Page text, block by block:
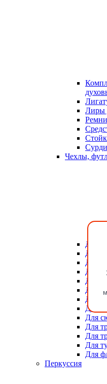
Лиры
Чехлы,
Для
Для
Для
Для
Для
Для
Для
Для
Для
Для
Для
Для
Для
Перкуссия